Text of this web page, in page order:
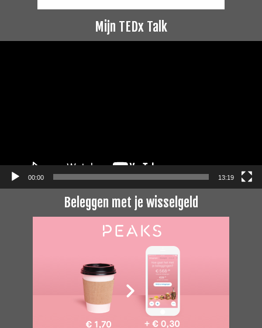
Mijn TEDx Talk
00:00 13:19
Beleggen met je wisselgeld